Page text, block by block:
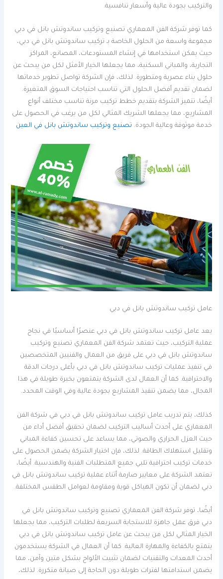
والتركيب بجودة عالية وأسعار تنافسية.
كما توفر شركة الفن المعماري تصنيع وتركيب ساندوتش بانل في دبي
مجموعة واسعة من الحلول الخاصة بـ تركيب ساندوتش بانل في دبي،
حيث يمكن استخدامها في إنشاء المستودعات، المصانع، المراكز
التجارية، والمباني السكنية، مما يجعلها الخيار الأمثل لكل من يبحث عن
حلول بناء عصرية ومتطورة. لذلك، فإن الشركة تواصل تطوير خدماتها
لضمان تقديم أفضل الحلول التي تناسب احتياجات السوق المتغيرة.
أيضًا، تتميز الشركة بتقديم خطط تركيب مرنة تناسب مختلف أنواع
المشاريع، مما يجعلها الشريك المثالي لكل من يرغب في الحصول على
خدمة موثوقة وعالية الجودة. تصنيع وتركيب ساندوتش بانل في العين
عامل تركيب ساندوتش بانل في دبي
يعد عامل تركيب ساندوتش بانل في دبي عنصرًا أساسيًا في نجاح
عملية التركيب، حيث تعتمد شركة الفن المعماري تصنيع وتركيب
ساندوتش بانل في دبي على فريق من العمال والفنيين المتخصصين
في تنفيذ عمليات تركيب ساندوتش بانل في دبي بأعلى درجات الدقة
والاحترافية. كما أن العمال لدى الشركة يتمتعون بخبرة طويلة في هذا
المجال، مما يضمن تنفيذ المشاريع بجودة عالية وفي الوقت المحدد.
كذلك، يتم تدريب عامل تركيب ساندوتش بانل في دبي في شركة الفن
المعماري على أحدث أساليب التركيب لضمان تحقيق أفضل أداء من
حيث العزل الحراري والصوتي، مما يساعد على تحسين كفاءة المباني
وتقليل استهلاك الطاقة. لذلك، فإن اختيار الشركة يضمن الحصول على
خدمات تركيب احترافية تلبي جميع المتطلبات الفنية والهندسية. أيضًا،
تعتمد الشركة على معايير صارمة أثناء عملية تركيب ساندوتش بانل في
دبي لضمان أن تكون الهياكل قوية ومقاومة لعوامل الطقس المختلفة.
أيضًا، توفر شركة الفن المعماري تصنيع وتركيب ساندوتش بانل في
دبي فرق عمل جاهزة للاستجابة السريعة لطلبات التركيب، مما يجعلها
الخيار المثالي لكل من يبحث عن عامل تركيب ساندوتش بانل في دبي
يتمتع بالكفاءة والمهارة العالية. كما أن العمال في الشركة يستخدمون
أحدث المعدات والتقنيات لضمان تثبيت الألواح بشكل متين وآمن، مما
يضمن استدامتها لفترات طويلة دون الحاجة إلى صيانة متكررة. لذلك،